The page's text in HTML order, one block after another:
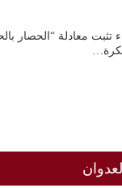
تثبت معادلة “الحصار